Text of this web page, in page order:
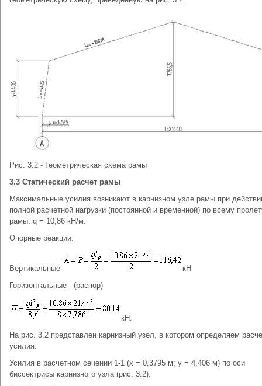
Рис. 3.2 - Геометрическая схема рамы
3.3 Статический расчет рамы
Максимальные усилия возникают в карнизном узле рамы при
полной расчетной нагрузки (постоянной и временной) по всему
рамы: q = 10,86 кН/м.
Опорные реакции:
Вертикальные
кН
Горизонтальные - (распор)
кН.
На рис. 3.2 представлен карнизный узел, в котором определяем
усилия.
Усилия в расчетном сечении 1-1 (х = 0,3795 м; у = 4,406 м) по оси
биссектрисы карнизного узла (рис. 3.2).